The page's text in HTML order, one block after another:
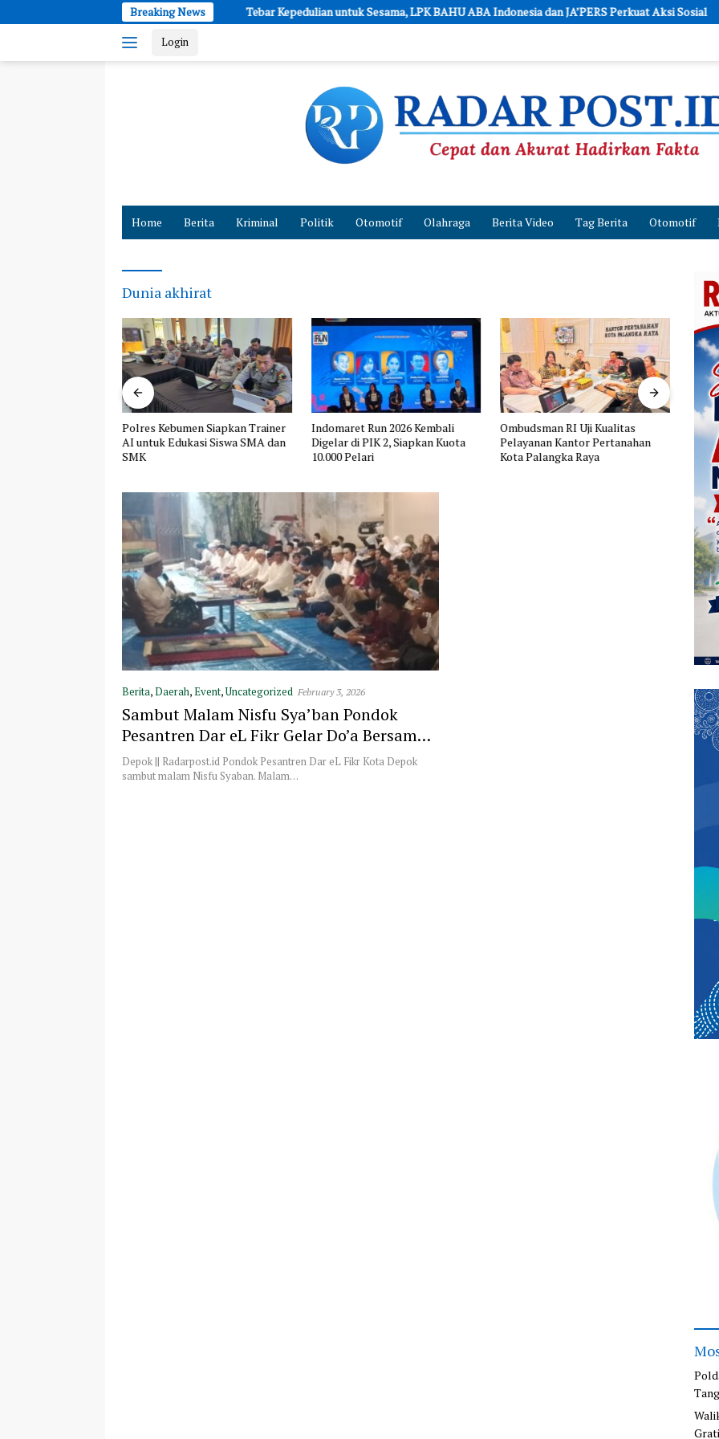
to
Breaking NewsTebar Kepedulian untuk Sesama, LPK BAHU ABA Indonesia dan JA’PERS Perkuat Aksi Sosial
Login
Fakta
Home Berita Kriminal Politik Otomotif Olahraga Berita Video Tag Berita Otomotif
Dunia akhirat
Polres Kebumen Siapkan Trainer
AI untuk Edukasi Siswa SMA dan
SMK
Indomaret Run 2026 Kembali
Digelar di PIK 2, Siapkan Kuota
10.000 Pelari
Ombudsman RI Uji Kualitas
Pelayanan Kantor Pertanahan
Kota Palangka Raya
FSP
Berita,Daerah,Event,Uncategorized February 3, 2026
Sambut Malam Nisfu Sya’ban Pondok
Pesantren Dar eL Fikr Gelar Do’a Bersama,
Minta Keselamatan Dunia Akhirat
Depok || Radarpost.id Pondok Pesantren Dar eL Fikr Kota Depok
sambut malam Nisfu Syaban. Malam…